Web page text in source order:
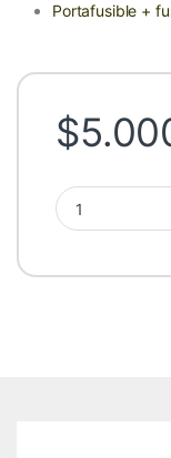
Portafusible +
$
Portafusible +